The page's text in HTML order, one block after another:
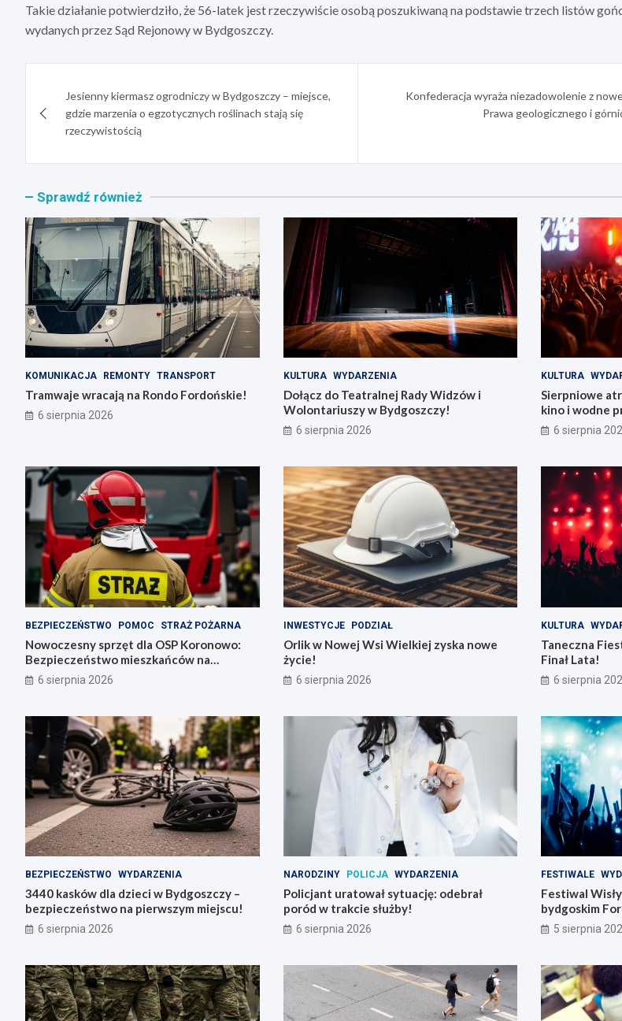
Takie działanie potwierdziło, że 56-latek jest rzeczywiście osobą poszukiwaną na podstawie trzech listów
wydanych przez Sąd Rejonowy w Bydgoszczy.
wpisuJesienny kiermasz ogrodniczy w Bydgoszczy – miejsce,
gdzie marzenia o egzotycznych roślinach stają się
rzeczywistością
Konfederacja wyraża niezadowolenie z
Prawa geologicznego i
Sprawdź również
KOMUNIKACJA REMONTY TRANSPORT
Tramwaje wracają na Rondo Fordońskie!
6 sierpnia 2026
KULTURA WYDARZENIA
Dołącz do Teatralnej Rady Widzów i
Wolontariuszy w Bydgoszczy!
6 sierpnia 2026
KULTURA
Sierpniowe
kino i wodne
6 sierpnia
BEZPIECZEŃSTWO POMOC STRAŻ POŻARNA
Nowoczesny sprzęt dla OSP Koronowo:
Bezpieczeństwo mieszkańców na
pierwszym miejscu!
6 sierpnia 2026
INWESTYCJE PODZIAŁ
Orlik w Nowej Wsi Wielkiej zyska nowe
życie!
6 sierpnia 2026
KULTURA
Taneczna
Finał Lata!
6 sierpnia
BEZPIECZEŃSTWO WYDARZENIA
3440 kasków dla dzieci w Bydgoszczy –
bezpieczeństwo na pierwszym miejscu!
6 sierpnia 2026
NARODZINY POLICJA WYDARZENIA
Policjant uratował sytuację: odebrał
poród w trakcie służby!
6 sierpnia 2026
FESTIWALE
Festiwal
bydgoskim
5 sierpnia